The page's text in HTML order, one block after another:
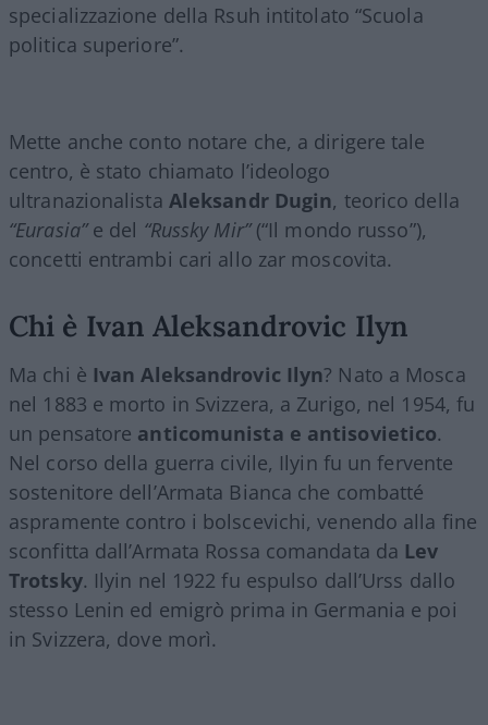
specializzazione della Rsuh intitolato “Scuola
politica superiore”.
Mette anche conto notare che, a dirigere tale
centro, è stato chiamato l’ideologo
ultranazionalista Aleksandr Dugin, teorico della
“Eurasia”e del “Russky Mir”(“Il mondo russo”),
concetti entrambi cari allo zar moscovita.
Chi è Ivan Aleksandrovic Ilyn
Ma chi è Ivan Aleksandrovic Ilyn? Nato a Mosca
nel 1883 e morto in Svizzera, a Zurigo, nel 1954, fu
un pensatore anticomunista e antisovietico.
Nel corso della guerra civile, Ilyin fu un fervente
sostenitore dell’Armata Bianca che combatté
aspramente contro i bolscevichi, venendo alla fine
sconfitta dall’Armata Rossa comandata da Lev
Trotsky. Ilyin nel 1922 fu espulso dall’Urss dallo
stesso Lenin ed emigrò prima in Germania e poi
in Svizzera, dove morì.